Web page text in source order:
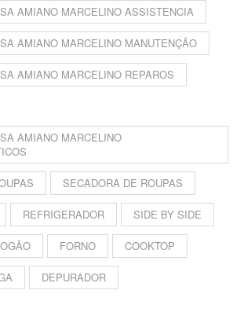
AMIANO MARCELINO ASSISTENCIA
AMIANO MARCELINO MANUTENÇÃO
AMIANO MARCELINO REPAROS
AMIANO MARCELINO
SECADORA DE ROUPAS
REFRIGERADOR SIDE BY SIDE
FORNO COOKTOP
DEPURADOR